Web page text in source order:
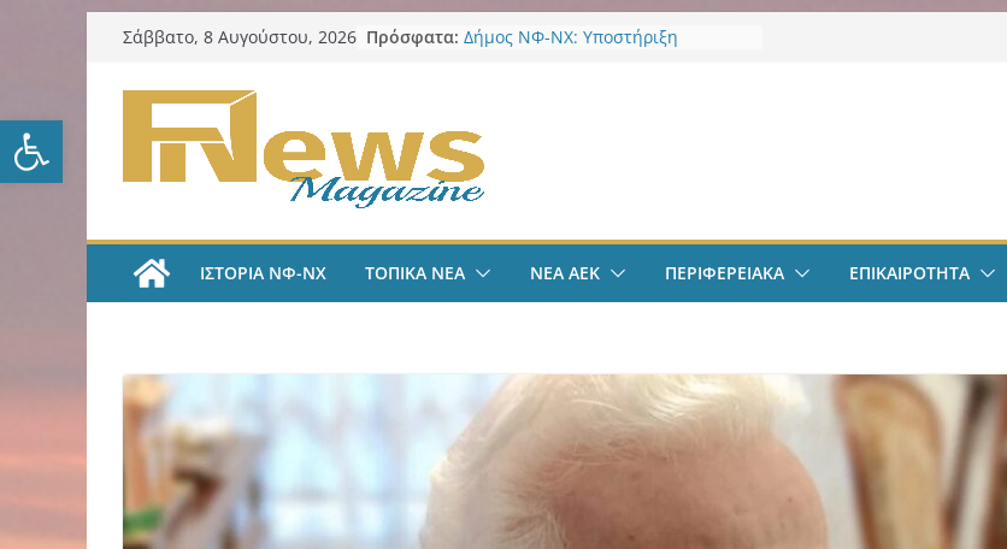
Ανοίξτε τη γραμμή εργαλείων
Μετάβαση
περιεχόμενο
Σάββατο, 8 Αυγούστου, 2026 Πρόσφατα: Δήμος ΝΦ-ΝΧ: Υποστήριξη
#35 | “Όλες οι εξελίξεις στην ΑΕΚ”
μέσα από το filadelfeiaradio & web
tv
League» – Η ξεχωριστή υποδοχή
του Μάριου Ηλιόπουλου
Κατερίνας Χαζλαρή
ΙΣΤΟΡΙΑ ΝΦ-ΝΧ ΤΟΠΙΚΑ ΝΕΑ ΝΕΑ ΑΕΚ ΠΕΡΙΦΕΡΕΙΑΚΑ ΕΠΙΚΑΙΡΟΤΗΤΑ